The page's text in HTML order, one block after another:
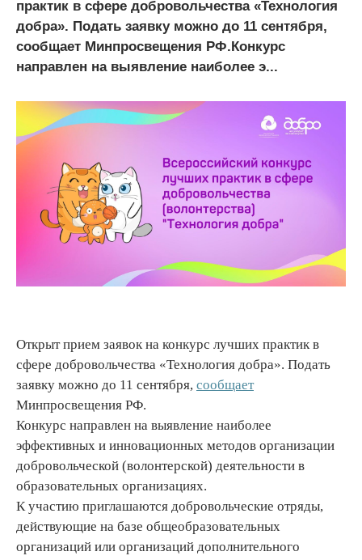
практик в сфере добровольчества «Технология
добра». Подать заявку можно до 11 сентября,
сообщает Минпросвещения РФ.Конкурс
направлен на выявление наиболее э...
Открыт прием заявок на конкурс лучших практик в
сфере добровольчества «Технология добра». Подать
заявку можно до 11 сентября, сообщает
Минпросвещения РФ.
Конкурс направлен на выявление наиболее
эффективных и инновационных методов организации
добровольческой (волонтерской) деятельности в
образовательных организациях.
К участию приглашаются добровольческие отряды,
действующие на базе общеобразовательных
организаций или организаций дополнительного